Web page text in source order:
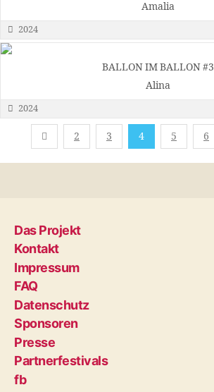
Amalia
2024
BALLON IM BALLON #3
Alina
2024
2 3 4 5 6
Das Projekt
Kontakt
Impressum
FAQ
Datenschutz
Sponsoren
Presse
Partnerfestivals
fb